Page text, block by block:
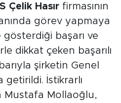
Çelik Hasırfirmasının
görev yapmaya
gösterdiği başarı ve
dikkat çeken başarılı
şirketin Genel
getirildi. İstikrarlı
Mustafa Mollaoğlu,